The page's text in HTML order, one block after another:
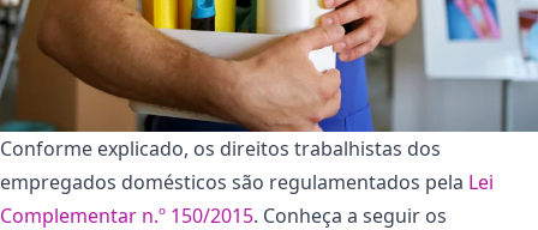
Conforme explicado, os direitos trabalhistas dos
empregados domésticos são regulamentados pela Lei
Complementar n.º 150/2015. Conheça a seguir os